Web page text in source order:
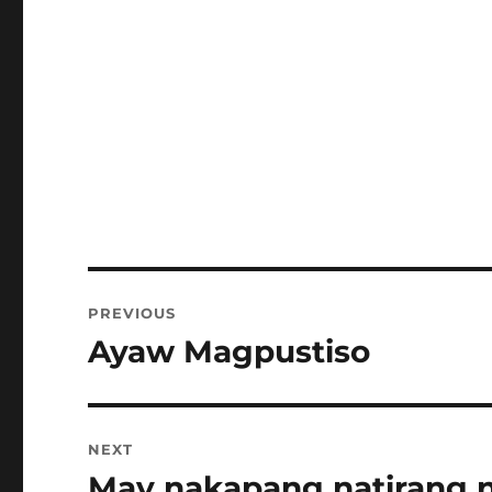
navigation
PREVIOUS
Previous
Ayaw Magpustiso
NEXT
Next